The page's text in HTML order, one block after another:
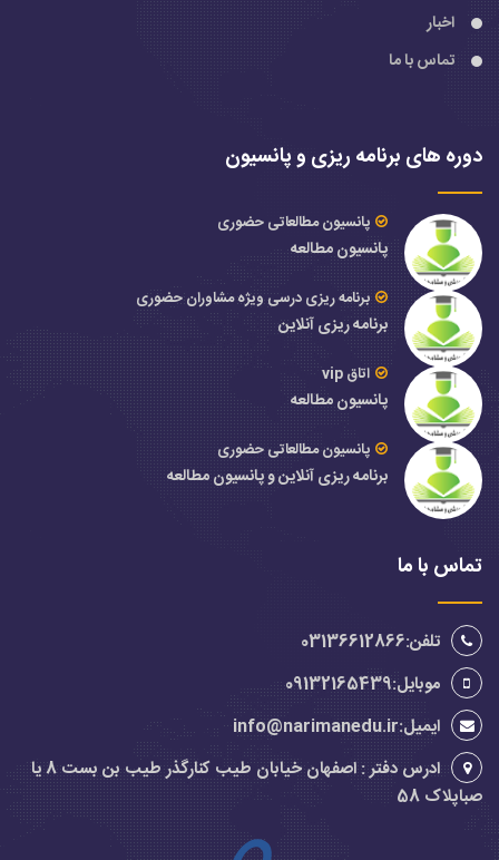
اخبار
تماس با ما
دوره های برنامه ریزی و پانسیون
پانسیون مطالعاتی حضوری
پانسیون مطالعه
برنامه ریزی درسی ویژه مشاوران حضوری
برنامه ریزی آنلاین
اتاق vip
پانسیون مطالعه
پانسیون مطالعاتی حضوری
برنامه ریزی آنلاین و پانسیون مطالعه
تماس با ما
تلفن:03136612866
موبایل:09132165439
ایمیل:info@narimanedu.ir
ادرس دفتر : اصفهان خیابان طیب کنارگذر طیب بن بست 8 یا
صباپلاک 58